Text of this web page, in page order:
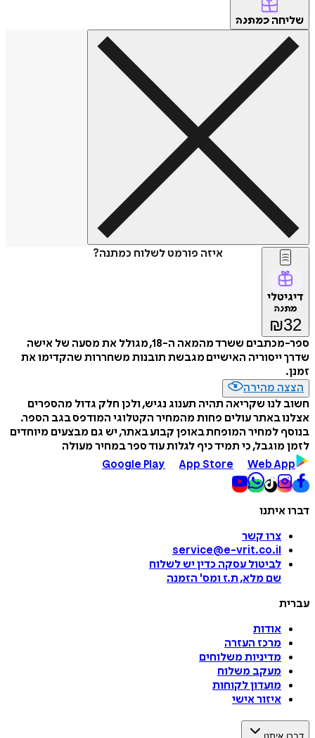
שליחה כמתנה
איזה פורמט לשלוח כמתנה?
דיגיטלי
מתנה
₪32
ספר-מכתבים ששרד מהמאה ה-18, מגולל את מסעה של אישה
שדרך ייסוריה האישיים מגבשת תובנות משחררות שהקדימו את
זמנן.
הצצה מהירה
חשוב לנו שקריאה תהיה תענוג נגיש, ולכן חלק גדול מהספרים
אצלנו באתר עולים פחות מהמחיר הקטלוגי המודפס בגב הספר.
בנוסף למחיר המופחת באופן קבוע באתר, יש גם מבצעים מיוחדים
לזמן מוגבל, כי תמיד כיף לגלות עוד ספר במחיר מעולה
Google Play
App Store Web App
דברו איתנו
צרו קשר
service@e-vrit.co.il
לביטול עסקה כדין יש לשלוח
שם מלא, ת.ז ומס' הזמנה
עברית
אודות
מרכז העזרה
מדיניות משלוחים
מעקב משלוח
מועדון לקוחות
איזור אישי